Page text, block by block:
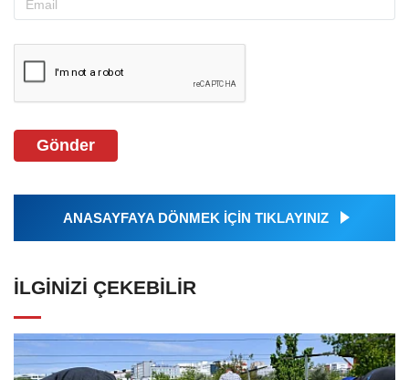
Gönder
ANASAYFAYA DÖNMEK İÇİN TIKLAYINIZ
İLGINIZI ÇEKEBILIR